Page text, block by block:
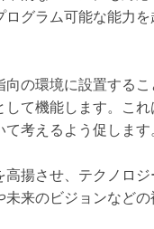
ログラム可能な能力
向の環境に設置する
て機能します。こ
考えるよう促します
高揚させ、テクノロ
来のビジョンなど